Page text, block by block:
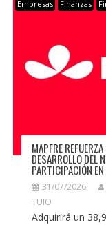
Empresas Finanzas
MAPFRE
DESARROLLO DEL
PARTICIPACIÓN
31/07/2026
TUIO
Adquirirá un